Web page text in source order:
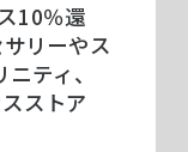
ア10％還
リーやス
ティ、
ストア